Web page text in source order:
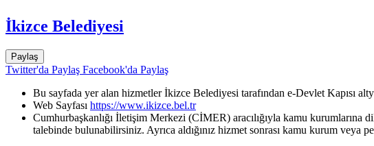
İkizce Belediyesi
Paylaş
Twitter'da Paylaş Facebook'da Paylaş
Bu sayfada yer alan hizmetler İkizce Belediyesi tarafından e-Devlet Kapısı
Web Sayfası https://www.ikizce.bel.tr
Cumhurbaşkanlığı İletişim Merkezi (CİMER) aracılığıyla kamu
talebinde bulunabilirsiniz. Ayrıca aldığınız hizmet sonrası kamu kurum